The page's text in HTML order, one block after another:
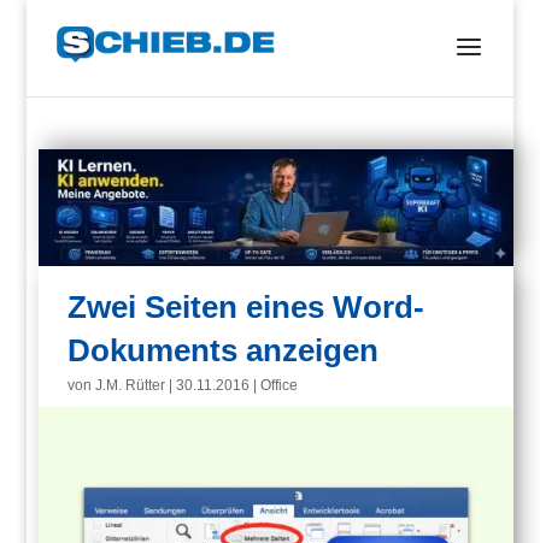
Zwei Seiten eines Word-
Dokuments anzeigen
vonJ.M. Rütter |30.11.2016 |Office